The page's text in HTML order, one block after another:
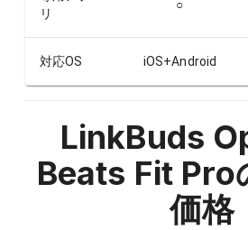
リ
○
対応OS iOS+Android
LinkBuds
Beats Fit Pro
価格